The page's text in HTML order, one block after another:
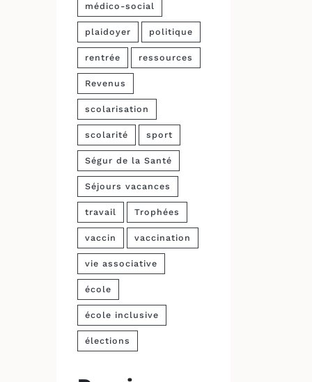
médico-social
plaidoyer politique
rentrée ressources
Revenus
scolarisation
scolarité sport
Ségur de la Santé
Séjours vacances
travail Trophées
vaccin vaccination
vie associative
école
école inclusive
élections